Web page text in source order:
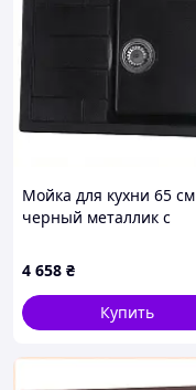
Мойка для кухни 65 см
черный металлик с
38E9K1224
4 658 ₴
Купить